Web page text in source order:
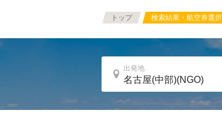
トップ 検索結果・航空券選択
出発地